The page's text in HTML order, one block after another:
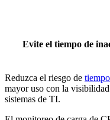
Evite el tiempo de
Reduzca el riesgo de
mayor uso con la
sistemas de TI.